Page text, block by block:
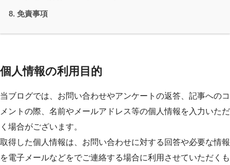
免責事項
個人情報の利用目的
当ブログでは、お問い合わせやアンケートの返答、記事へのコ
メントの際、名前やメールアドレス等の個人情報を入力いただ
く場合がございます。
取得した個人情報は、お問い合わせに対する回答や必要な情報
を電子メールなどをでご連絡する場合に利用させていただくも